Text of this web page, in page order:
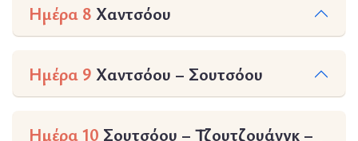
Ημέρα 8 Χαντσόου
Ημέρα 9 Χαντσόου – Σουτσόου
Ημέρα 10 Σουτσόου – Τζουτζουάνγκ –